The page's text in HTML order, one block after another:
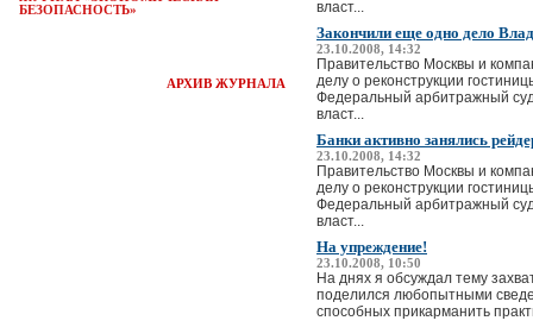
БЕЗОПАСНОСТЬ»
АРХИВ ЖУРНАЛА
власт...
Закончили еще одно дело
23.10.2008, 14:32
Правительство Москвы и
делу о реконструкции
Федеральный арбитражный суд
власт...
Банки активно занялись
23.10.2008, 14:32
Правительство Москвы и
делу о реконструкции
Федеральный арбитражный суд
власт...
На упреждение!
23.10.2008, 10:50
На днях я обсуждал тему
поделился любопытными
способных прикарманить